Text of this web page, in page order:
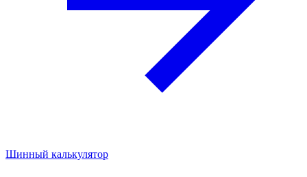
Шинный калькулятор